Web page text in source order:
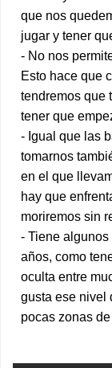
que nos
jugar y tener
- No nos
Esto hace que
tendremos que
tener que
- Igual que las
tomarnos
en el que
hay que
moriremos sin
- Tiene
años, como
oculta entre
gusta ese nivel
pocas zonas